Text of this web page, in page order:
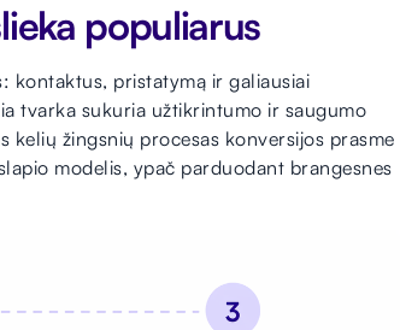
populiarus
kontaktus, pristatymą ir galiausiai
tvarka sukuria užtikrintumo ir saugumo
žingsnių procesas konversijos prasme
modelis, ypač parduodant brangesnes